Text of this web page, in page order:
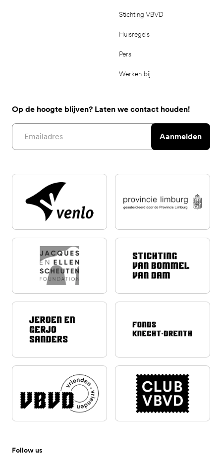
Stichting VBVD
Huisregels
Pers
Werken bij
Op de hoogte blijven? Laten we contact houden!
Email address
Aanmelden
Follow us